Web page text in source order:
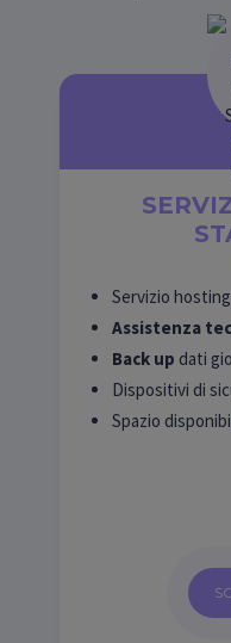
Servizio
Assistenza
Back up dati
Dispositivi di
Spazio